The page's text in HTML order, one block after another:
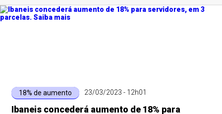
18% de aumento 23/03/2023 - 12h01
Ibaneis concederá aumento de 18% para